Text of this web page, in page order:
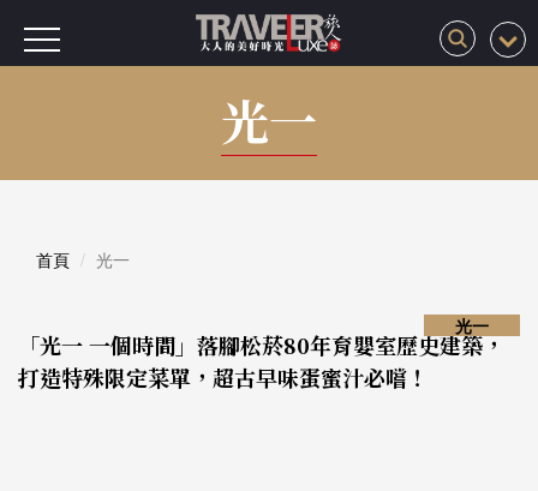
光一
首頁 光一
「光一 一個時間」落腳松菸80年育嬰室歷史建築，
打造特殊限定菜單，超古早味蛋蜜汁必嚐！
光一